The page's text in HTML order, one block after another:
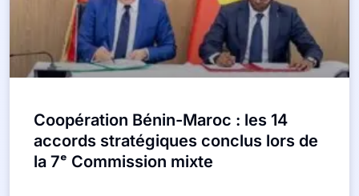
Coopération Bénin-Maroc : les 14
accords stratégiques conclus lors de
la 7ᵉ Commission mixte